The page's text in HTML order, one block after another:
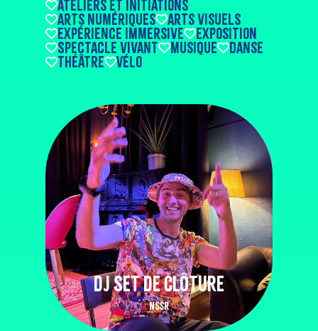
Ateliers et initiations
Arts numériques Arts visuels
Expérience immersive Exposition
Spectacle vivant Musique Danse
Théâtre Vélo
DJ SET DE CLÔTURE
NSSR